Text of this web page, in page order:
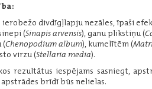
ierobežo divdīgļlapju nezāles, īpaši
(Sinapis arvensis), ganu plikstiņu (
(Chenopodium album), kumelītēm (
virzu (Stellaria media).
rezultātus iespējams sasniegt,
brīdī būs nelielas.